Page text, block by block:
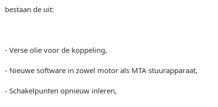
bestaan de uit:
- Verse olie voor de koppeling,
- Nieuwe software in zowel motor als MTA stuurapparaat,
- Schakelpunten opnieuw inleren,